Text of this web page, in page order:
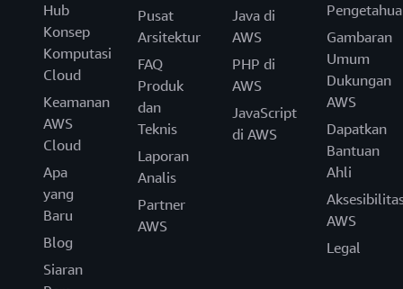
Hub
Konsep
Komputasi
Cloud
Keamanan
AWS
Cloud
Apa
yang
Baru
Blog
Siaran
Pusat
Arsitektur
FAQ
Produk
dan
Teknis
Laporan
Analis
Partner
AWS
Java di
AWS
PHP di
AWS
JavaScript
di AWS
Gambaran
Umum
Dukungan
AWS
Dapatkan
Bantuan
Ahli
AWS
Legal